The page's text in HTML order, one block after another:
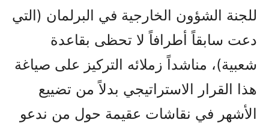
للجنة الشؤون الخارجية في البرلمان (التي
دعت سابقاً أطرافاً لا تحظى بقاعدة
شعبية)، مناشداً زملائه التركيز على صياغة
هذا القرار الاستراتيجي بدلاً من تضييع
الأشهر في نقاشات عقيمة حول من ندعو